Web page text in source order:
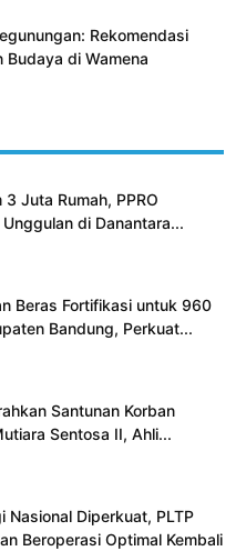
Rekomendasi
Budaya di Wamena
Juta Rumah, PPRO
di Danantara...
Beras Fortifikasi untuk 960
Bandung, Perkuat...
Santunan Korban
Sentosa II, Ahli...
Nasional Diperkuat, PLTP
Beroperasi Optimal Kembali